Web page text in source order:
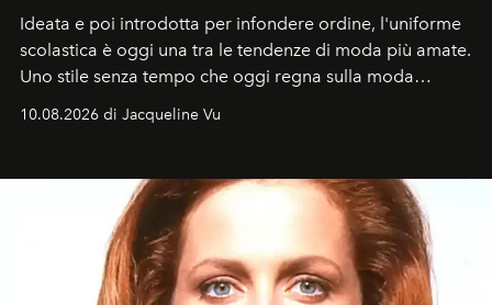
Ideata e poi introdotta per infondere ordine, l'uniforme
scolastica è oggi una tra le tendenze di moda più amate.
Uno stile senza tempo che oggi regna sulla moda
tradizionale e sulla cultura pop.
10.08.2026 di Jacqueline Vu